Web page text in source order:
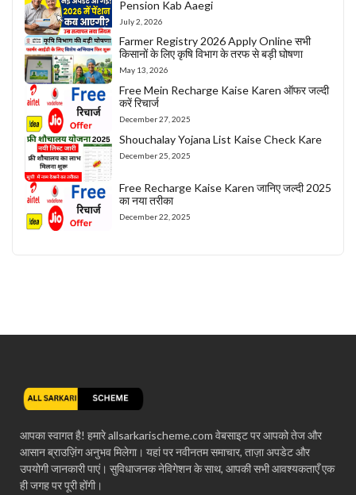
Pension Kab Aaegi
July 2, 2026
Farmer Registry 2026 Apply Online सभी
किसानों के लिए कृषि विभाग के तरफ से बड़ी घोषणा
May 13, 2026
Free Mein Recharge Kaise Karen ऑफर जल्दी
करें रिचार्ज
December 27, 2025
Shouchalay Yojana List Kaise Check Kare
December 25, 2025
Free Recharge Kaise Karen जानिए जल्दी 2025
का नया तरीका
December 22, 2025
आपका स्वागत है! हमारे allsarkarischeme.com वेबसाइट पर आपको तेज और
आसान ब्राउज़िंग अनुभव मिलेगा। यहां पर नवीनतम समाचार, ताज़ा अपडेट और
उपयोगी जानकारी पाएं। सुविधाजनक नेविगेशन के साथ, आपकी सभी आवश्यकताएँ एक
ही जगह पर पूरी होंगी।